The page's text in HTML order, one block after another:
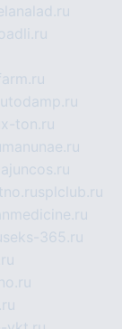
x-ton.ru
manunae.ru
splclub.ru
seks-365.ru